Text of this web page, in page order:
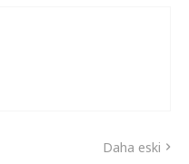
Daha eski